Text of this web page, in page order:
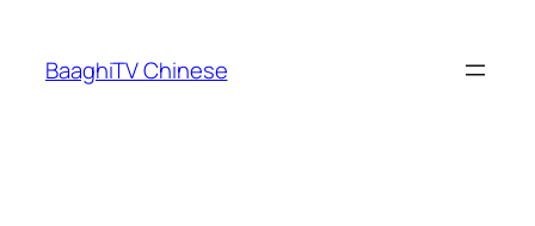
content
BaaghiTV Chinese